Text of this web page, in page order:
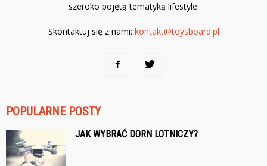
szeroko pojętą tematyką lifestyle.
Skontaktuj się z nami: kontakt@toysboard.pl
POPULARNE POSTY
JAK WYBRAĆ DORN LOTNICZY?